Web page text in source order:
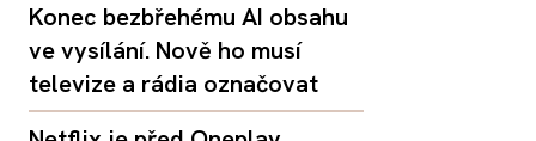
Konec bezbřehému AI obsahu
ve vysílání. Nově ho musí
televize a rádia označovat